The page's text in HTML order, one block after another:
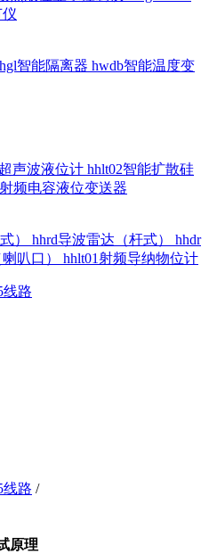
智能隔离器 hwdb智能温度变
超声波液位计 hhlt02智能扩散硅
频电容液位变送器
） hhrd导波雷达（杆式） hhdr
叭口） hhlt01射频导纳物位计
线路
线路 /
原理